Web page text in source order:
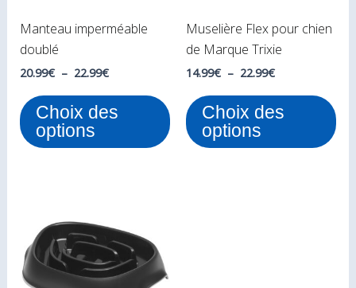
Manteau imperméable
doublé
20.99€ – 22.99€
Choix des
options
être
choisies
sur
page
Muselière Flex pour chien
de Marque Trixie
14.99€ – 22.99€
Choix des
options